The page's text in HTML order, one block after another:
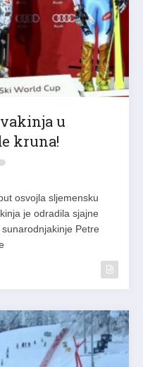
u
kruna!
osvojla sljemensku
je odradila sjajne
Petre